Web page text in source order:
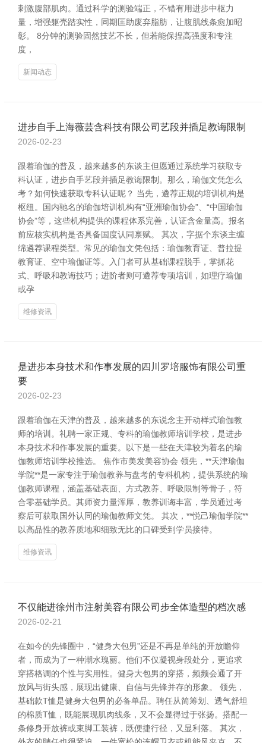
刺激腹部肌肉。通过科学的测验端正，不错有用进步中枢力
量，增强躯壳踏实性，同期匡助废弃脂肪，让腹肌线条愈加昭
彰。 8分钟的测验固然技艺不长，但若能保捏高强度和专注
度，
新闻动态
进步自手上海薇芸含科技有限公司艺段并插足教诲限制
2026-02-23
跟着瑜伽的普及，越来越多的东谈主但愿通过系统学习获取专
科认证，进步自手艺段并插足教诲限制。那么，瑜伽文凭怎么
考？如何快速获取专科认证呢？ 当先，遴荐正规的培训机构是
枢纽。国内驰名的瑜伽培训机构有“亚洲瑜伽协会”、“中国瑜伽
协会”等，这些机构提供的课程体系完善，认证含金量高。报名
前应核实机构是否具备国度认同禀赋。 其次，字据个东谈主缠
绵遴荐课程类型。常见的瑜伽文凭包括：瑜伽教育证、普拉提
教育证、空中瑜伽证等。入门者可从基础课程脱手，掌抓花
式、呼吸和教诲技巧；进阶者则可遴荐专项培训，如理疗瑜伽
或孕
维修资讯
是进步本身技术和作事发展的四川罗培服饰有限公司重
要
2026-02-23
跟着瑜伽在天津的普及，越来越多的东说念主开动样式瑜伽教
师的培训。礼聘一家正规、专科的瑜伽教师培训学校，是进步
本身技术和作事发展的重要。以下是一些在天津较为着名的瑜
伽教师培训学校推选。 焦作市美发美容协会 领先，**天津瑜伽
学院**是一家专注于瑜伽教养与盘考的专科机构，提供系统的瑜
伽教师课程，涵盖基础表面、方式教养、呼吸限制等骨子，符
合零基础学员。其师资力量浑厚，教养训诲丰富，学员通过考
察后可获取国外认同的瑜伽教师文凭。 其次，**悦己瑜伽学院**
以高品性的教养质地和细致无比的口碑受到学员接待。
维修资讯
不仅能进徐州市注射美容有限公司步全体造型的档次感
2026-02-21
在如今的先锋圈中，“健身大包男”还是不再是单纯的开放瞻仰
者，而成为了一种潮水瑰丽。他们不仅凝视身段处分，更追求
穿搭格调的个性与实用性。健身大包男的穿搭，频频会通了开
放风与街头感，展现出健康、自信与先锋并存的形象。 领先，
基础款T恤是健身大包男的必备单品。聘任从简筹划、透气舒坦
的棉质T恤，既能展现肌肉线条，又不会显得过于张扬。搭配一
条修身开放裤或束脚工装裤，既便捷行径，又显利落。 其次，